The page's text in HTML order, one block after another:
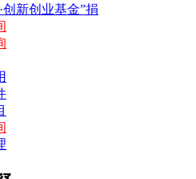
新创业基金”捐